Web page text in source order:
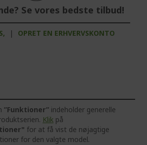
Se vores bedste tilbud!
| OPRET EN ERHVERVSKONTO
”Funktioner” indeholder generelle
Klik på
for at få vist de nøjagtige
for den valgte model.